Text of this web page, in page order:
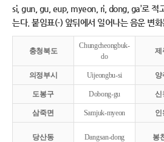
si, gun, gu, eup, myeon, ri, dong, ga’로 적
는다. 붙임표(-) 앞뒤에서 일어나는 음운 변
충청북도
Chungcheongbuk-
do
제
의정부시 Uijeongbu-si 양
도봉구 Dobong-gu 신
삼죽면 Samjuk-myeon 인
당산동 Dangsan-dong 봉